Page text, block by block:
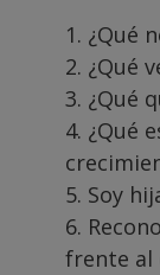
1. ¿Qué
2. ¿Qué
3. ¿Qué
4. ¿Qué
5. Soy
6.
frente al